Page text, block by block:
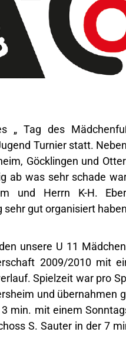
„ Tag des
Turnier statt.
Göcklingen und
ab was sehr schade
und Herrn K-H.
sehr gut organisiert
unsere U 11
2009/2010 mit
Spielzeit war pro
und übernahmen
min. mit einem
S. Sauter in der 7